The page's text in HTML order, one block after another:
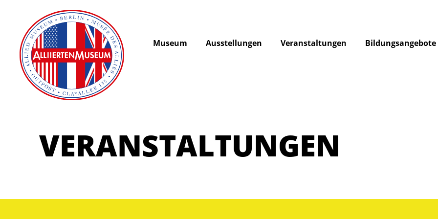
Museum Ausstellungen Veranstaltungen Bildungsangebote
VERANSTALTUNGEN